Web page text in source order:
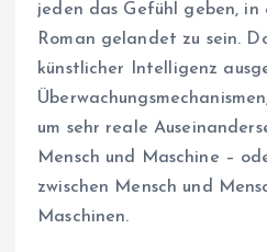
jeden das Gefühl geben, in
Roman gelandet zu sein.
künstlicher Intelligenz
um sehr reale
Mensch und Maschine –
zwischen Mensch und
Maschinen.